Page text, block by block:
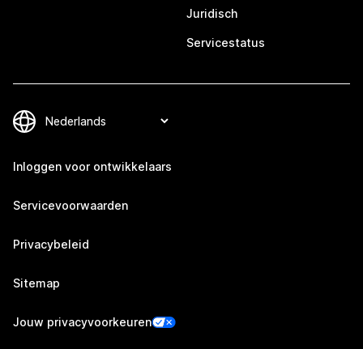
Juridisch
Servicestatus
Inloggen voor ontwikkelaars
Servicevoorwaarden
Privacybeleid
Sitemap
Jouw privacyvoorkeuren